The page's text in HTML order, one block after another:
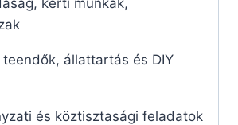
teendők, állattartás és DIY
és köztisztasági feladatok